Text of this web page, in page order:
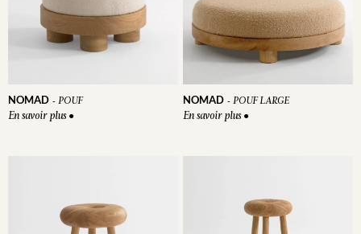
NOMAD - POUF
En savoir plus ●
NOMAD -POUF LARGE
En savoir plus ●